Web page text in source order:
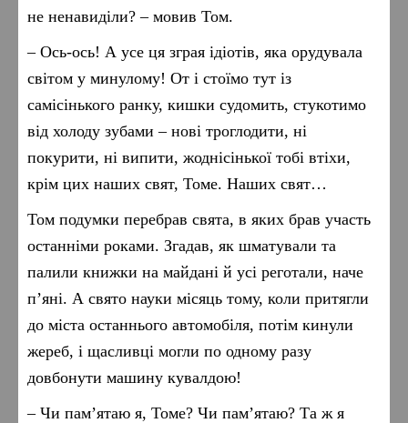
не ненавиділи? – мовив Том.
– Ось-ось! А усе ця зграя ідіотів, яка орудувала
світом у минулому! От і стоїмо тут із
самісінького ранку, кишки судомить, стукотимо
від холоду зубами – нові троглодити, ні
покурити, ні випити, жоднісінької тобі втіхи,
крім цих наших свят, Томе. Наших свят…
Том подумки перебрав свята, в яких брав участь
останніми роками. Згадав, як шматували та
палили книжки на майдані й усі реготали, наче
п’яні. А свято науки місяць тому, коли притягли
до міста останнього автомобіля, потім кинули
жереб, і щасливці могли по одному разу
довбонути машину кувалдою!
– Чи пам’ятаю я, Томе? Чи пам’ятаю? Та ж я